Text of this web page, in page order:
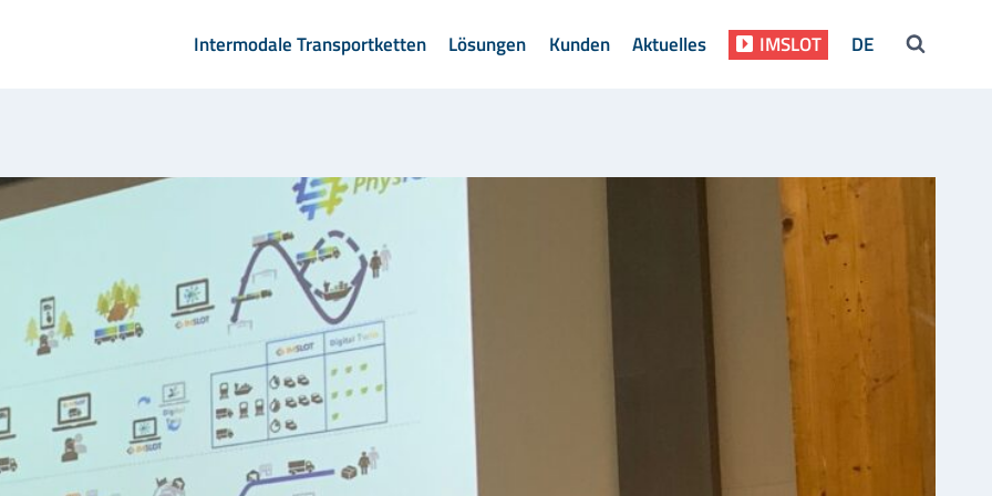
Intermodale Transportketten Lösungen Kunden Aktuelles IMSLOT DE